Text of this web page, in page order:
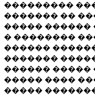
���������
������� ��
����� ������
� ��������
������
�������
������ �����
����� ����
�����